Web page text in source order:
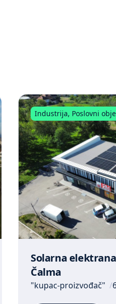
Industrija, Poslovni
Solarna
Čalma
"kupac-proizvođač"